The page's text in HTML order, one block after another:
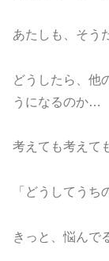
あたしも、そう
どうしたら、他
うになるのか…
考えても考えて
「どうしてうち
きっと、悩んで